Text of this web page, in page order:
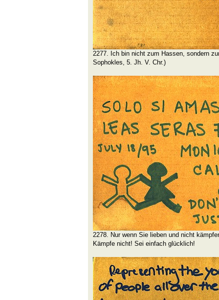
2277. Ich bin nicht zum Hassen, sondern
Sophokles, 5. Jh. V. Chr.)
2278. Nur wenn Sie lieben und nicht
Kämpfe nicht! Sei einfach glücklich!